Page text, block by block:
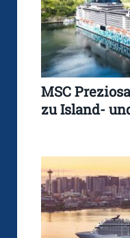
MSC
zu Island-